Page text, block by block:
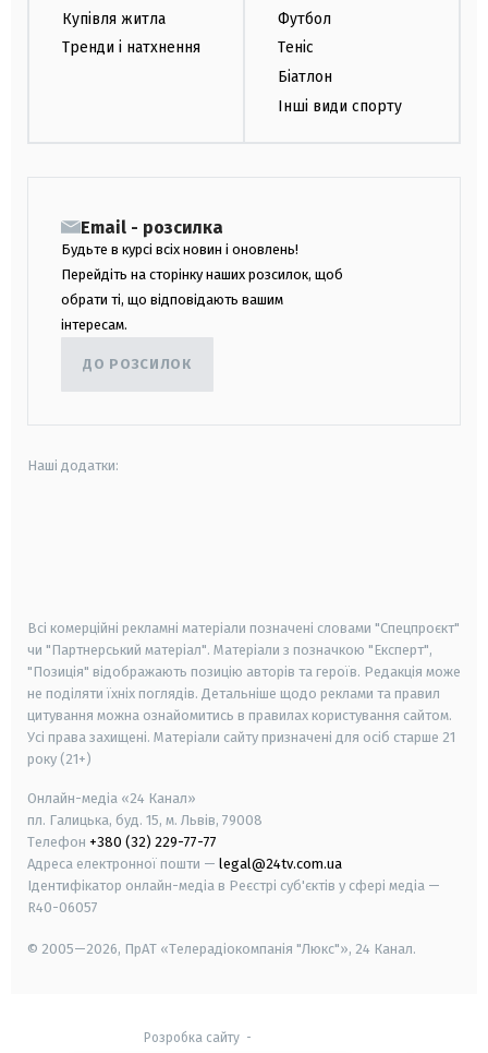
Купівля житла
Тренди і натхнення
Футбол
Теніс
Біатлон
Інші види спорту
Email - розсилка
Будьте в курсі всіх новин і оновлень!
Перейдіть на сторінку наших розсилок, щоб
обрати ті, що відповідають вашим
інтересам.
ДО РОЗСИЛОК
Наші додатки:
Всі комерційні рекламні матеріали позначені словами "Спецпроєкт"
чи "Партнерський матеріал". Матеріали з позначкою "Експерт",
"Позиція" відображають позицію авторів та героїв. Редакція може
не поділяти їхніх поглядів. Детальніше щодо реклами та правил
цитування можна ознайомитись в правилах користування сайтом.
Усі права захищені. Матеріали сайту призначені для осіб старше 21
року (21+)
Онлайн-медіа «24 Канал»
пл. Галицька, буд. 15, м. Львів, 79008
Телефон +380 (32) 229-77-77
Адреса електронної пошти — legal@24tv.com.ua
Ідентифікатор онлайн-медіа в Реєстрі суб'єктів у сфері медіа —
R40-06057
© 2005—2026, ПрАТ «Телерадіокомпанія "Люкс"», 24 Канал.
Розробка сайту-